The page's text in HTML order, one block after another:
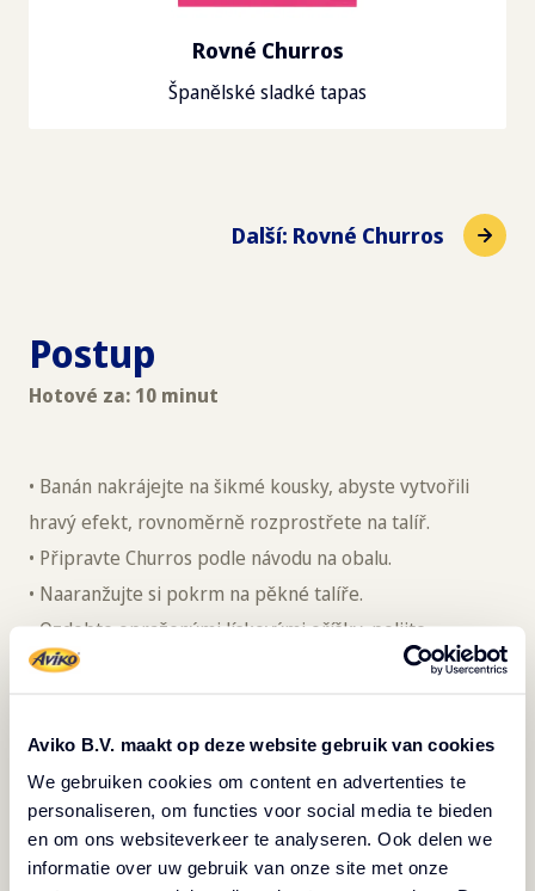
Aviko B.V. maakt op deze website gebruik van cookies
We gebruiken cookies om content en advertenties te
personaliseren, om functies voor social media te bieden
en om ons websiteverkeer te analyseren. Ook delen we
informatie over uw gebruik van onze site met onze
Další: Rovné Churros
Rovné Churros
Španělské sladké tapas
Postup
Hotové za: 10 minut
• Banán nakrájejte na šikmé kousky, abyste vytvořili
hravý efekt, rovnoměrně rozprostřete na talíř.
• Připravte Churros podle návodu na obalu.
• Naaranžujte si pokrm na pěkné talíře.
• Ozdobte opraženými lískovými oříšky, polijte
čokoládou a nakonec nastrouhejte hezky z výšky
Tip: Při podávání přidejte kopeček lahodné banánové
zmrzliny.